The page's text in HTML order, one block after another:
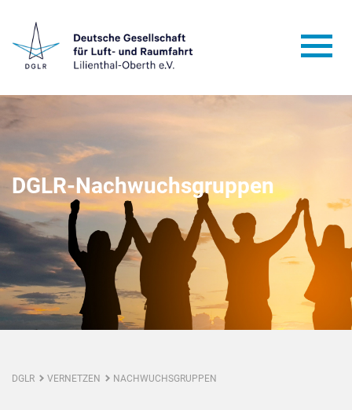
DGLR-Nachwuchsgruppen
DGLR VERNETZEN NACHWUCHSGRUPPEN